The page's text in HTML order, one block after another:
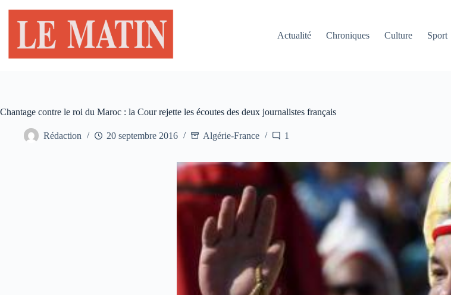
contenu
Actualité
Chroniques Culture Sport
Chantage contre le roi du Maroc : la Cour rejette les écoutes des deux journalistes français
Rédaction 20 septembre 2016 Algérie-France 1